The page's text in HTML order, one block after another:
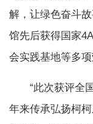
解，让绿色奋斗
馆先后获得国家
会实践基地等多项
“此次获评全国
年来传承弘扬柯